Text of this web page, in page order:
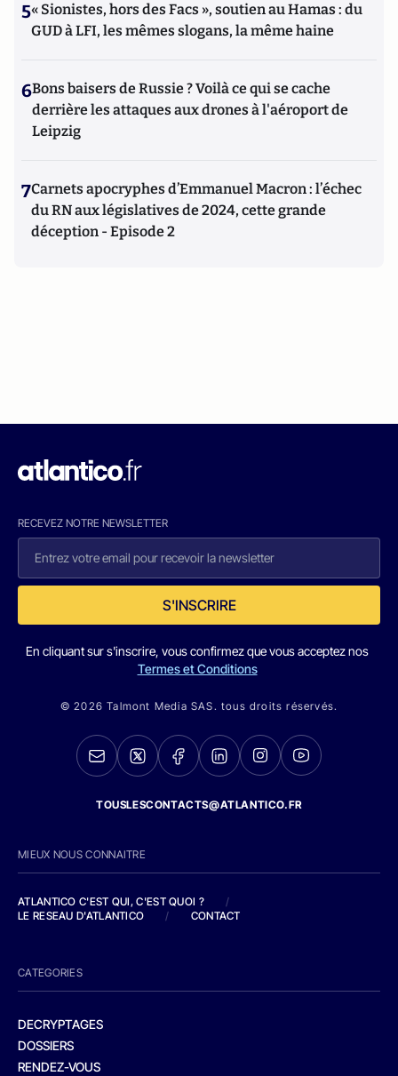
5« Sionistes, hors des Facs », soutien au Hamas : du
GUD à LFI, les mêmes slogans, la même haine
6Bons baisers de Russie ? Voilà ce qui se cache
derrière les attaques aux drones à l'aéroport de
Leipzig
7Carnets apocryphes d’Emmanuel Macron : l’échec
du RN aux législatives de 2024, cette grande
déception - Episode 2
RECEVEZ NOTRE NEWSLETTER
S'INSCRIRE
En cliquant sur s'inscrire, vous confirmez que vous acceptez nos
Termes et Conditions
© 2026 Talmont Media SAS. tous droits réservés.
TOUSLESCONTACTS@ATLANTICO.FR
MIEUX NOUS CONNAITRE
ATLANTICO C'EST QUI, C'EST QUOI ?
/
LE RESEAU D'ATLANTICO
/ CONTACT
CATEGORIES
DECRYPTAGES
DOSSIERS
RENDEZ-VOUS